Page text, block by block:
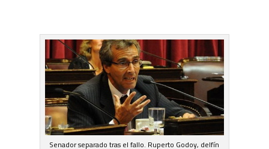
Senador separado tras el fallo. Ruperto Godoy, delfín